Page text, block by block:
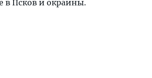
в Псков и окраины.